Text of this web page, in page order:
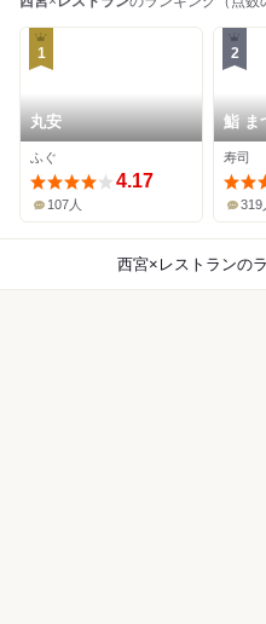
1
丸安
ふぐ
4.17
107人
2
鮨 ま
寿司
319
西宮×レストランの